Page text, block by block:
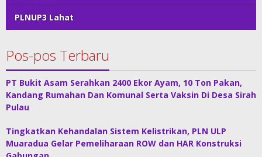
PLNUP3 Lahat
Pos-pos Terbaru
PT Bukit Asam Serahkan 2400 Ekor Ayam, 10 Ton Pakan,
Kandang Rumahan Dan Komunal Serta Vaksin Di Desa Sirah
Pulau
Tingkatkan Kehandalan Sistem Kelistrikan, PLN ULP
Muaradua Gelar Pemeliharaan ROW dan HAR Konstruksi